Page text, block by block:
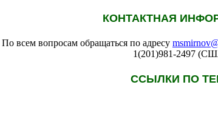
КОНТАКТНАЯ
По всем вопросам обращаться по адресу
1(201)981-2497
ССЫЛКИ ПО